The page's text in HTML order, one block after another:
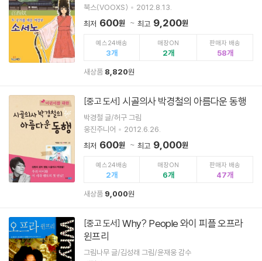
북스(VOOXS)
2012.8.13.
최저 600원 최고 9,200원
예스24배송
3
매장ON
2
판매자 배송
58
새상품 8,820원
[중고 도서] 시골의사 박경철의 아름다운 동행
박경철 글/허구 그림
웅진주니어
2012.6.26.
최저 600원 최고 9,000원
예스24배송
2
매장ON
6
판매자 배송
47
새상품 9,000원
[중고 도서] Why? People 와이 피플 오프라
윈프리
그림나무 글/김성래 그림/윤재웅 감수